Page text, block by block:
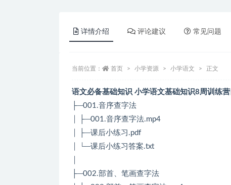
详情介绍 评论建议 常见问题
当前位置： 首页 小学资源 小学语文 正文
语文必备基础知识 小学语文基础知识8周训练营
├─001.音序查字法
│ ├─001.音序查字法.mp4
│ ├─课后小练习.pdf
│ └─课后小练习答案.txt
├─002.部首、笔画查字法